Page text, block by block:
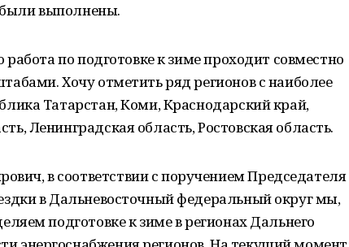
выполнены.
по подготовке к зиме проходит совместно
Хочу отметить ряд регионов с наиболее
Татарстан, Коми, Краснодарский край,
Ленинградская область, Ростовская область.
в соответствии с поручением Председателя
в Дальневосточный федеральный округ мы,
подготовке к зиме в регионах Дальнего